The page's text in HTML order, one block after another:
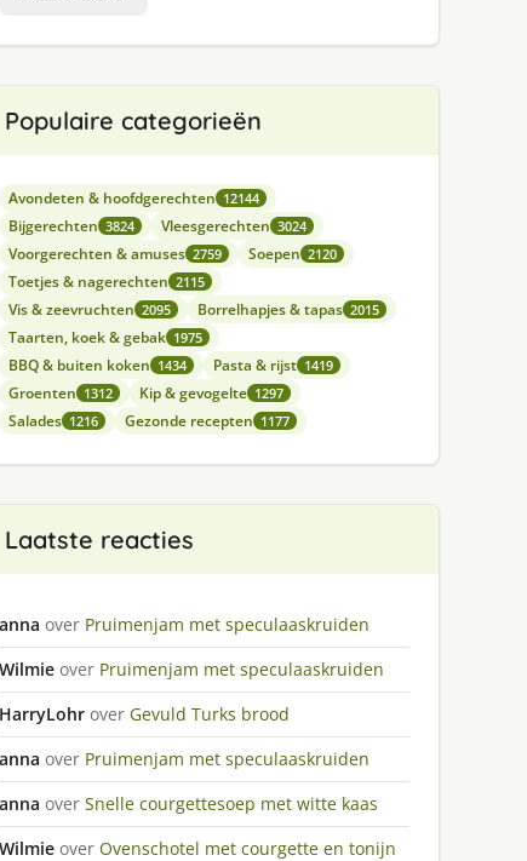
Populaire categorieën
Avondeten & hoofdgerechten 12144
Bijgerechten 3824 Vleesgerechten 3024
Voorgerechten & amuses 2759 Soepen 2120
Toetjes & nagerechten 2115
Vis & zeevruchten 2095 Borrelhapjes & tapas 2015
Taarten, koek & gebak 1975
BBQ & buiten koken 1434 Pasta & rijst 1419
Groenten 1312 Kip & gevogelte 1297
Salades 1216 Gezonde recepten 1177
Laatste reacties
anna over Pruimenjam met speculaaskruiden
Wilmie over Pruimenjam met speculaaskruiden
HarryLohr over Gevuld Turks brood
anna over Pruimenjam met speculaaskruiden
anna over Snelle courgettesoep met witte kaas
Wilmie over Ovenschotel met courgette en tonijn